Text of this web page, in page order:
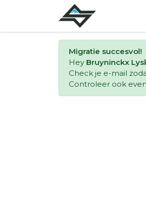
Migratie succesvol!
Hey Bruyninckx
Check je e-mail
Controleer ook